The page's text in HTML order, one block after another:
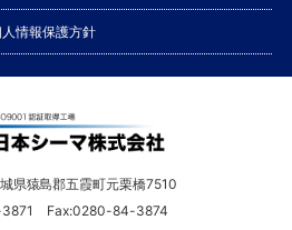
情報保護方針
猿島郡五霞町元栗橋7510
Fax:0280-84-3874